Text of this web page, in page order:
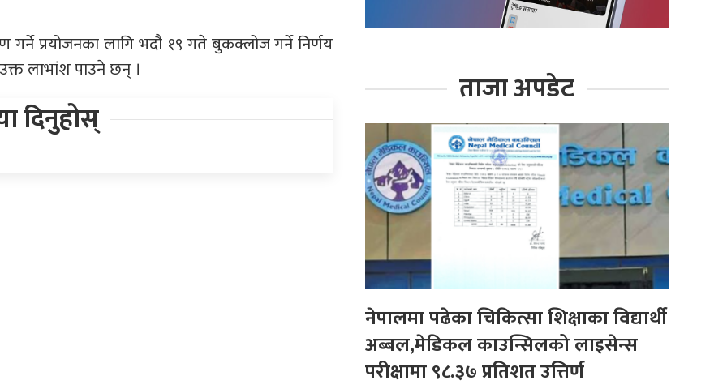
प्रयोजनका लागि भदौ १९ गते बुकक्लोज गर्ने निर्णय
लाभांश पाउने छन् ।
दिनुहोस्
ताजा अपडेट
नेपालमा पढेका चिकित्सा शिक्षाका विद्यार्थी
अब्बल,मेडिकल काउन्सिलको लाइसेन्स
परीक्षामा ९८.३७ प्रतिशत उत्तिर्ण